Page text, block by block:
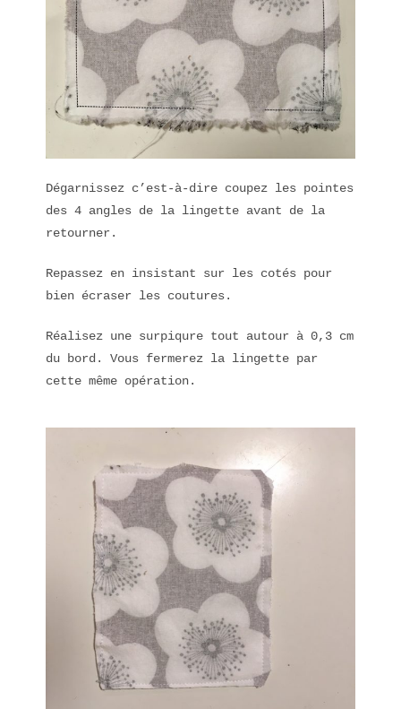
Dégarnissez c’est-à-dire coupez les pointes
des 4 angles de la lingette avant de la
retourner.
Repassez en insistant sur les cotés pour
bien écraser les coutures.
Réalisez une surpiqure tout autour à 0,3 cm
du bord. Vous fermerez la lingette par
cette même opération.